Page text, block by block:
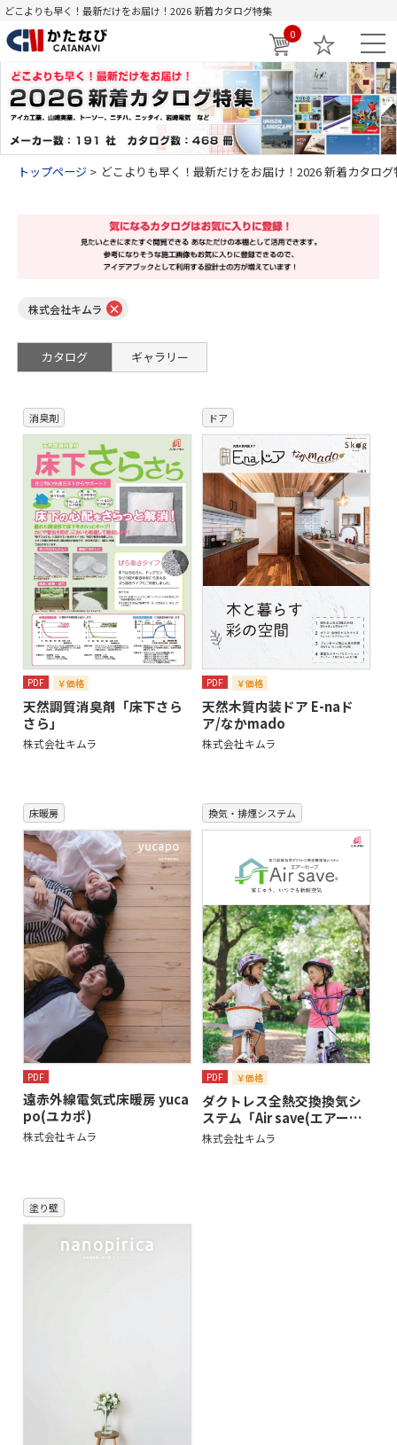
どこよりも早く！最新だけをお届け！2026 新着カタログ特集
0
トップページ どこよりも早く！最新だけをお届け！2026 新着カタログ
株式会社キムラ ×
カタログ ギャラリー
消臭剤
PDF ￥価格
天然調質消臭剤「床下さら
さら」
株式会社キムラ
ドア
PDF ￥価格
天然木質内装ドア E-naド
ア/なかmado
株式会社キムラ
床暖房
PDF
遠赤外線電気式床暖房 yuca
po(ユカポ)
株式会社キムラ
換気・排煙システム
PDF ￥価格
ダクトレス全熱交換換気シ
ステム「Air save(エアー…
株式会社キムラ
塗り壁